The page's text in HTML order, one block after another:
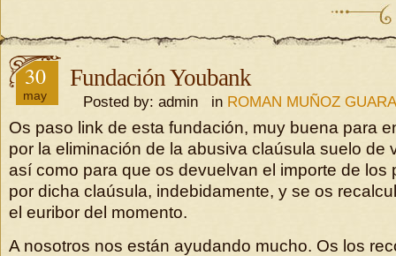
30
may
Fundación Youbank
Posted by: admin in ROMAN MUÑOZ
Os paso link de esta fundación, muy buena para
por la eliminación de la abusiva claúsula suelo de
así como para que os devuelvan el importe de los
por dicha claúsula, indebidamente, y se os
el euribor del momento.
A nosotros nos están ayudando mucho. Os los